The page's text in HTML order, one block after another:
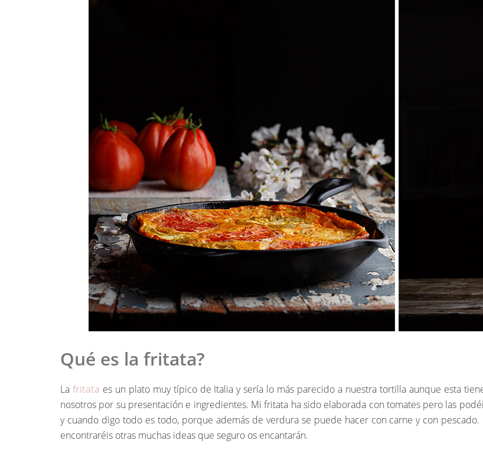
Qué es la fritata?
La fritata es un plato muy típico de Italia y sería lo más parecido a nuestra tortilla aunque esta
nosotros por su presentación e ingredientes. Mi fritata ha sido elaborada con tomates pero las
y cuando digo todo es todo, porque además de verdura se puede hacer con carne y con
encontraréis otras muchas ideas que seguro os encantarán.